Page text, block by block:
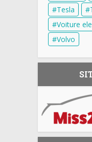
Tesla
Voiture
Volvo